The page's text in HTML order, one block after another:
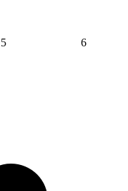
5 6